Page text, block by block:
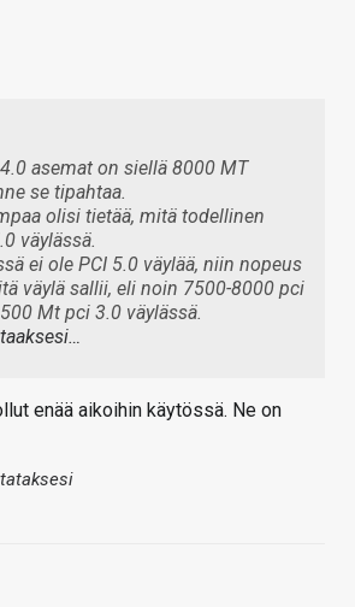
asemat on siellä 8000 MT
se tipahtaa.
olisi tietää, mitä todellinen
väylässä.
ei ole PCI 5.0 väylää, niin nopeus
väylä sallii, eli noin 7500-8000 pci
Mt pci 3.0 väylässä.
enää aikoihin käytössä. Ne on